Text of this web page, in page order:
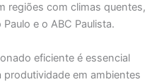
regiões com climas quentes,
e o ABC Paulista.
eficiente é essencial
em ambientes